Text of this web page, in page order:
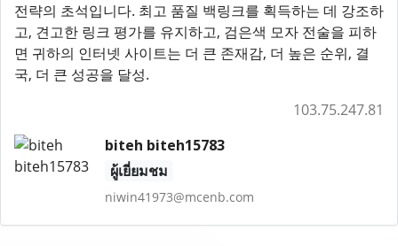
전략의 초석입니다. 최고 품질 백링크를 획득하는 데 강조하
고, 견고한 링크 평가를 유지하고, 검은색 모자 전술을 피하
면 귀하의 인터넷 사이트는 더 큰 존재감, 더 높은 순위, 결
국, 더 큰 성공을 달성.
103.75.247.81
biteh biteh15783
ผู้เยี่ยมชม
niwin41973@mcenb.com